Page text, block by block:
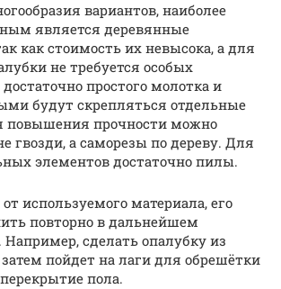
вариантов, наиболее
является деревянные
как стоимость их невысока, а для
не требуется особых
простого молотка и
будут скрепляться отдельные
повышения прочности можно
гвозди, а саморезы по дереву. Для
элементов достаточно пилы.
используемого материала, его
повторно в дальнейшем
Например, сделать опалубку из
затем пойдет на лаги для обрешётки
пола.